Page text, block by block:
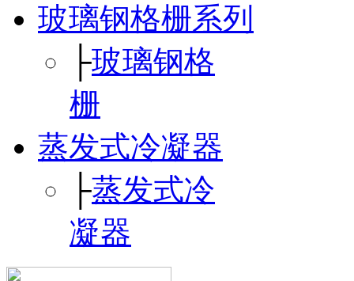
玻璃钢格栅系列
├玻璃钢格
栅
蒸发式冷凝器
├蒸发式冷
凝器